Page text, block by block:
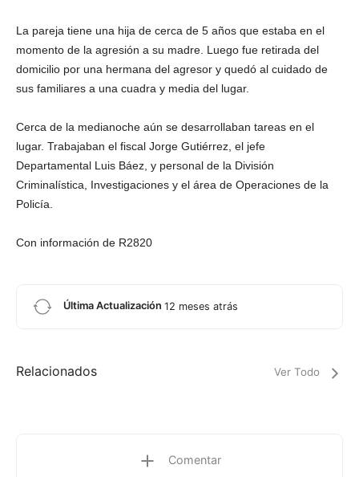
La pareja tiene una hija de cerca de 5 años que estaba en el
momento de la agresión a su madre. Luego fue retirada del
domicilio por una hermana del agresor y quedó al cuidado de
sus familiares a una cuadra y media del lugar.
Cerca de la medianoche aún se desarrollaban tareas en el
lugar. Trabajaban el fiscal Jorge Gutiérrez, el jefe
Departamental Luis Báez, y personal de la División
Criminalística, Investigaciones y el área de Operaciones de la
Policía.
Con información de R2820
Última Actualización 12 meses atrás
Relacionados Ver Todo
Comentar